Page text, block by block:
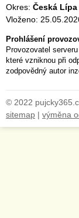
Okres: Česká Lípa
Vloženo:
Prohlášení
Provozovatel
které vzniknou při
zodpovědný autor
© 2022
sitemap | výměna